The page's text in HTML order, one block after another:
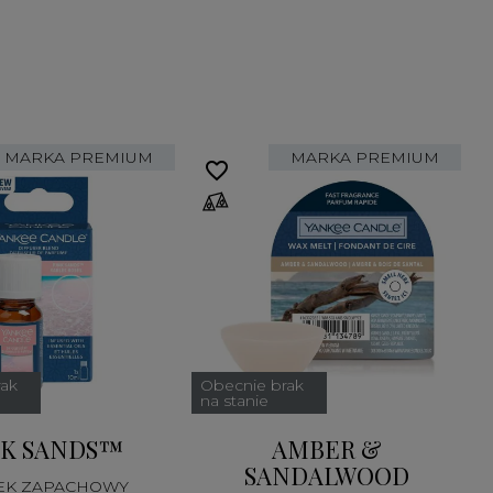
MARKA PREMIUM
SANDS™
ZAPACHOWY
MARKA PREMIUM
Obecnie brak
na stanie
AMBER &
SANDALWOOD
favorite_border